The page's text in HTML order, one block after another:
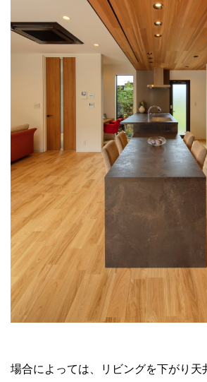
場合によっては、リビングを下がり天